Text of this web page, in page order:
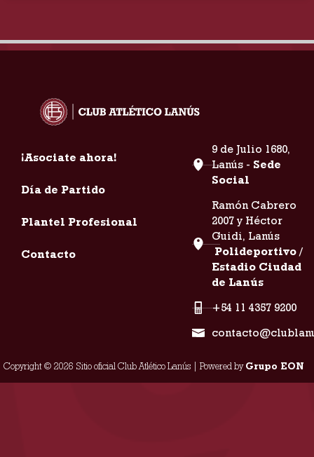
¡Asociate ahora!
Día de Partido
Plantel Profesional
Contacto
9 de Julio 1680,
Lanús - Sede
Social
Ramón Cabrero
2007 y Héctor
Guidi, Lanús
Polideportivo /
Estadio Ciudad
de Lanús
+54 11 4357 9200
Copyright © 2026 Sitio oficial Club Atlético Lanús | Powered byGrupo EON